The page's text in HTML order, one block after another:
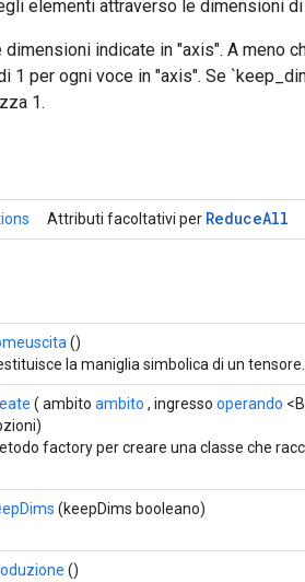
elementi attraverso le dimensioni
dimensioni indicate in "axis". A meno
1 per ogni voce in "axis". Se
1.
Attributi facoltativi per ReduceAll
()
la maniglia simbolica di un tensore.
( ambito ambito , ingresso operando
factory per creare una classe che
(keepDims booleano)
()